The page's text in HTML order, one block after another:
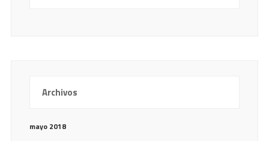
Archivos
mayo 2018